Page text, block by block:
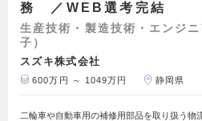
務 ／WEB選考完結
生産技術・製造技術・エンジ
子）
スズキ株式会社
600万円 ～ 1049万円 静岡県
二輪車や自動車用の補修用部品を取り扱う物